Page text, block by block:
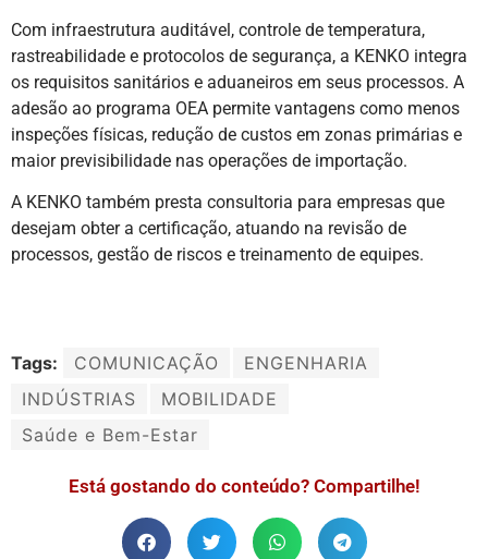
Com infraestrutura auditável, controle de temperatura,
rastreabilidade e protocolos de segurança, a KENKO integra
os requisitos sanitários e aduaneiros em seus processos. A
adesão ao programa OEA permite vantagens como menos
inspeções físicas, redução de custos em zonas primárias e
maior previsibilidade nas operações de importação.
A KENKO também presta consultoria para empresas que
desejam obter a certificação, atuando na revisão de
processos, gestão de riscos e treinamento de equipes.
Tags: COMUNICAÇÃO
ENGENHARIA
INDÚSTRIAS
MOBILIDADE
Saúde e Bem-Estar
Está gostando do conteúdo? Compartilhe!